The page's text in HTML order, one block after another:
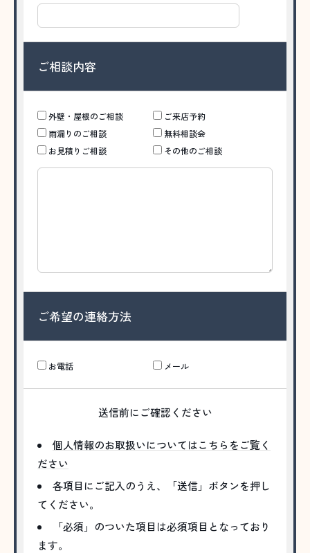
ご相談内容
外壁・屋根のご相談
ご来店予約
雨漏りのご相談
無料相談会
お見積りご相談
その他のご相談
ご希望の連絡方法
お電話 メール
送信前にご確認ください
個人情報のお取扱いについてはこちらをご覧く
ださい
各項目にご記入のうえ、「送信」ボタンを押し
てください。
「必須」のついた項目は必須項目となっており
ます。